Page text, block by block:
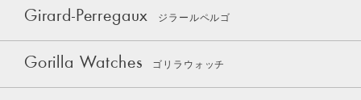
Girard-Perregaux ジラールペルゴ
Gorilla Watches ゴリラウォッチ